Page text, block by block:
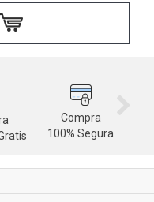
Compra
100% Segura